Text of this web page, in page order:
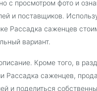
с просмотром фото и
и поставщиков.
Рассадка саженцев
вариант.
Кроме того, в
Рассадка саженцев,
и поделиться